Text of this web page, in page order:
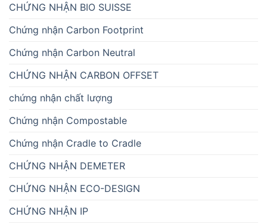
CHỨNG NHẬN BIO SUISSE
Chứng nhận Carbon Footprint
Chứng nhận Carbon Neutral
CHỨNG NHẬN CARBON OFFSET
chứng nhận chất lượng
Chứng nhận Compostable
Chứng nhận Cradle to Cradle
CHỨNG NHẬN DEMETER
CHỨNG NHẬN ECO-DESIGN
CHỨNG NHẬN IP